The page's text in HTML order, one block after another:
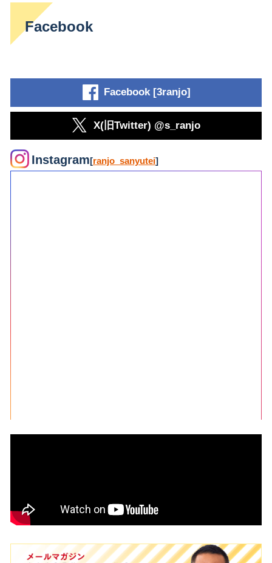
Facebook
Facebook [3ranjo]
X(旧Twitter) @s_ranjo
Instagram[ranjo_sanyutei]